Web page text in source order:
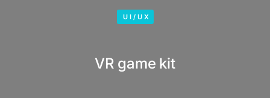
UI/UX
VR game kit